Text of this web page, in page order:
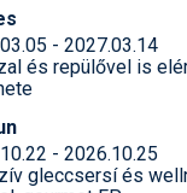
- 2027.03.14
és repülővel is
- 2026.10.25
gleccsersí és